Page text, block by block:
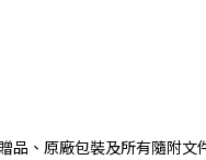
品、原廠包裝及所有隨附